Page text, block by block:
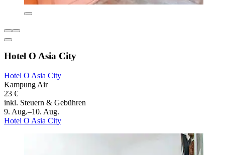
Hotel O Asia City
Hotel O Asia City
Kampung Air
23 €
inkl. Steuern & Gebühren
9. Aug.–10. Aug.
Hotel O Asia City